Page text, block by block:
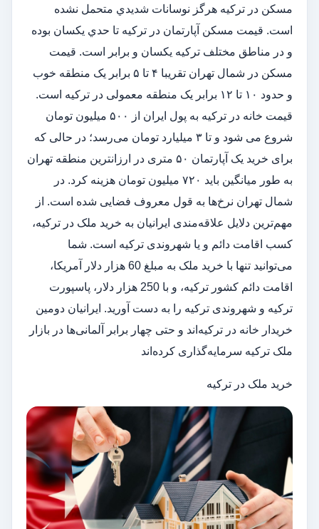
مسكن در تركيه هرگز نوسانات شديدي متحمل نشده
است. قيمت مسكن آپارتمان در تركيه تا حدي يكسان بوده
و در مناطق مختلف تركيه يكسان و برابر است. قیمت
مسکن در شمال تهران تقریبا ۴ تا ۵ برابر یک منطقه خوب
و حدود ۱۰ تا ۱۲ برابر یک منطقه معمولی در ترکیه است.
قیمت خانه در ترکیه به پول ایران از ۵۰۰ میلیون تومان
شروع می شود و تا ۳ میلیارد تومان می‌رسد؛ در حالی که
برای خرید یک آپارتمان ۵۰ متری در ارزانترین منطقه تهران
به طور میانگین باید ۷۲۰ میلیون تومان هزینه کرد. در
شمال تهران نرخ‌ها به قول معروف فضایی شده است. از
مهم‌ترین دلایل علاقه‌مندی ایرانیان به خرید ملک در ترکیه،
کسب اقامت دائم و یا شهروندی ترکیه است. شما
می‌توانید تنها با خرید ملک به مبلغ 60 هزار دلار آمریکا،
اقامت دائم کشور ترکیه، و با 250 هزار دلار، پاسپورت
ترکیه و شهروندی ترکیه را به دست آورید. ایرانیان دومین
خریدار خانه در ترکیه‌اند و حتی چهار برابر آلمانی‌ها در بازار
ملک ترکیه سرمایه‌گذاری کرده‌اند
خرید ملک در ترکیه